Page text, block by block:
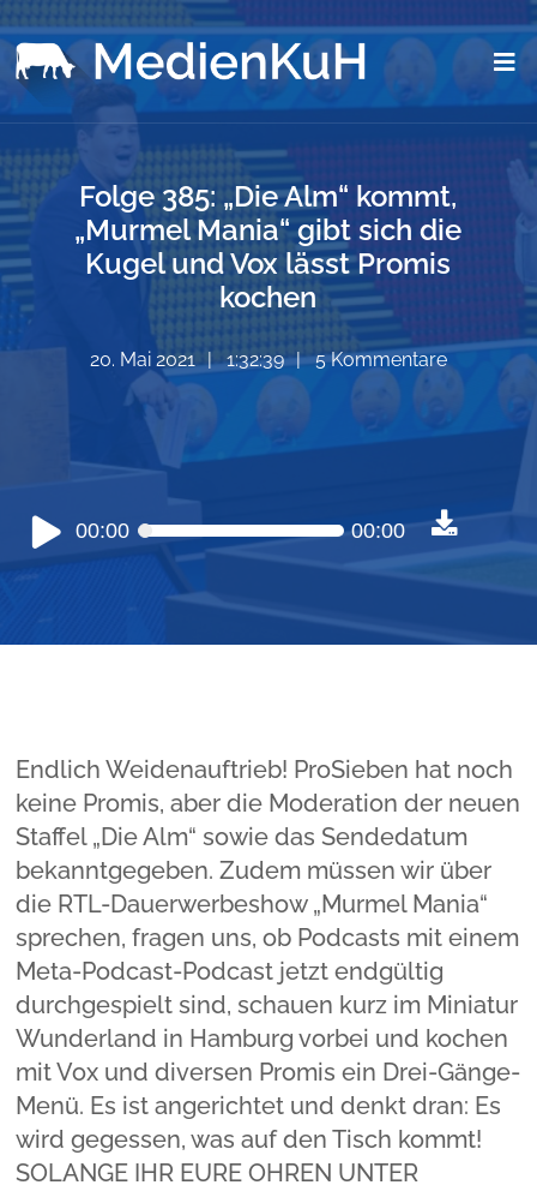
Folge 385: „Die Alm“ kommt,
„Murmel Mania“ gibt sich die
Kugel und Vox lässt Promis
kochen
20. Mai 2021 1:32:39 5 Kommentare
Audio-
Player
00:00 00:00
Endlich Weidenauftrieb! ProSieben hat noch
keine Promis, aber die Moderation der neuen
Staffel „Die Alm“ sowie das Sendedatum
bekanntgegeben. Zudem müssen wir über
die RTL-Dauerwerbeshow „Murmel Mania“
sprechen, fragen uns, ob Podcasts mit einem
Meta-Podcast-Podcast jetzt endgültig
durchgespielt sind, schauen kurz im Miniatur
Wunderland in Hamburg vorbei und kochen
mit Vox und diversen Promis ein Drei-Gänge-
Menü. Es ist angerichtet und denkt dran: Es
wird gegessen, was auf den Tisch kommt!
SOLANGE IHR EURE OHREN UNTER